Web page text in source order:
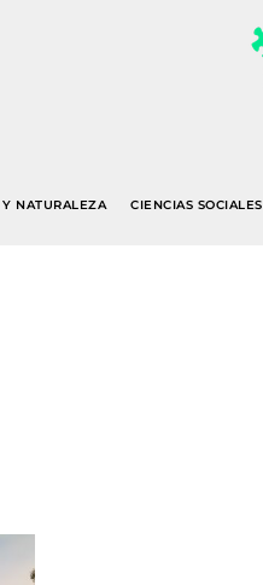
NATURALEZA CIENCIAS SOCIALES